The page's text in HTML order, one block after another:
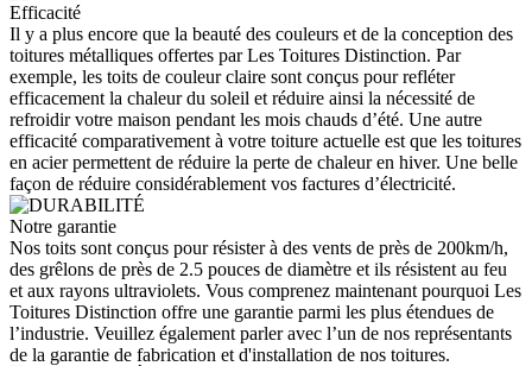
Efficacité
Il y a plus encore que la beauté des couleurs et de la conception des
toitures métalliques offertes par Les Toitures Distinction. Par
exemple, les toits de couleur claire sont conçus pour refléter
efficacement la chaleur du soleil et réduire ainsi la nécessité de
refroidir votre maison pendant les mois chauds d’été. Une autre
efficacité comparativement à votre toiture actuelle est que les toitures
en acier permettent de réduire la perte de chaleur en hiver. Une belle
façon de réduire considérablement vos factures d’électricité.
Notre garantie
Nos toits sont conçus pour résister à des vents de près de 200km/h,
des grêlons de près de 2.5 pouces de diamètre et ils résistent au feu
et aux rayons ultraviolets. Vous comprenez maintenant pourquoi Les
Toitures Distinction offre une garantie parmi les plus étendues de
l’industrie. Veuillez également parler avec l’un de nos représentants
de la garantie de fabrication et d'installation de nos toitures.